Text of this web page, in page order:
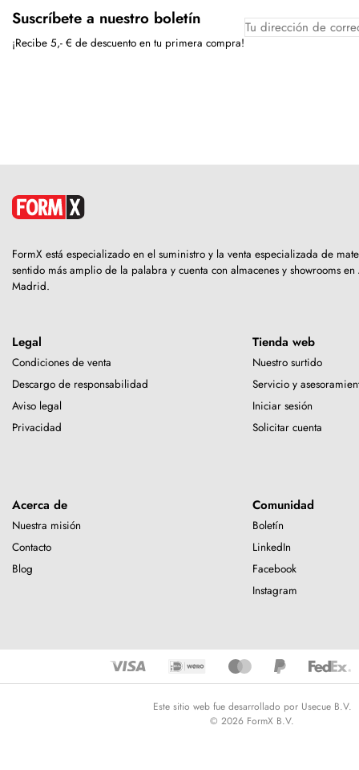
Suscríbete a nuestro boletín
¡Recibe 5,- € de descuento en tu primera compra!
FormX está especializado en el suministro y la venta especializada de
sentido más amplio de la palabra y cuenta con almacenes y showrooms
Madrid.
Legal
Condiciones de venta
Descargo de responsabilidad
Aviso legal
Privacidad
Tienda web
Nuestro surtido
Servicio y
Iniciar sesión
Solicitar cuenta
Acerca de
Nuestra misión
Contacto
Blog
Comunidad
Boletín
LinkedIn
Facebook
Instagram
Este sitio web fue desarrollado por Usecue B.V.
© 2026 FormX B.V.